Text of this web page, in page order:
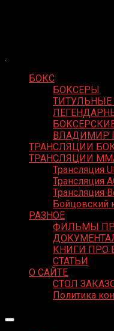
БОКС
БОКСЕРЫ
ТИТУЛЬНЫЕ
ВЛАДИМИР
ТРАНСЛЯЦИИ
ТРАНСЛЯЦИИ
Трансляция
Трансляция
Трансляция
Бойцовский
РАЗНОЕ
ФИЛЬМЫ
КНИГИ ПРО
СТАТЬИ
О САЙТЕ
СТОЛ
Политика